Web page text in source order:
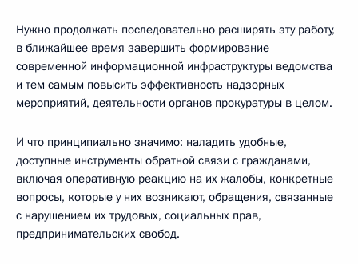
Нужно продолжать последовательно расширять эту работу,
в ближайшее время завершить формирование
современной информационной инфраструктуры ведомства
и тем самым повысить эффективность надзорных
мероприятий, деятельности органов прокуратуры в целом.
И что принципиально значимо: наладить удобные,
доступные инструменты обратной связи с гражданами,
включая оперативную реакцию на их жалобы, конкретные
вопросы, которые у них возникают, обращения, связанные
с нарушением их трудовых, социальных прав,
предпринимательских свобод.